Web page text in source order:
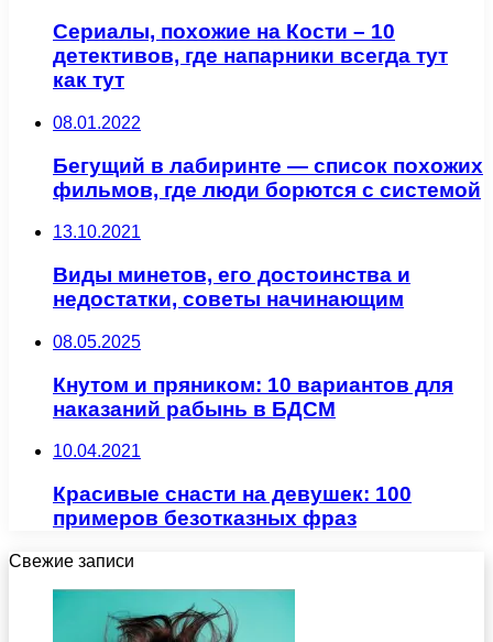
Сериалы, похожие на Кости – 10
детективов, где напарники всегда тут
как тут
08.01.2022
Бегущий в лабиринте — список похожих
фильмов, где люди борются с системой
13.10.2021
Виды минетов, его достоинства и
недостатки, советы начинающим
08.05.2025
Кнутом и пряником: 10 вариантов для
наказаний рабынь в БДСМ
10.04.2021
Красивые снасти на девушек: 100
примеров безотказных фраз
Свежие записи